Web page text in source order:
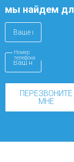
мы найдем
Номер
телефона
ПЕРЕЗВОНИТЕ
МНЕ